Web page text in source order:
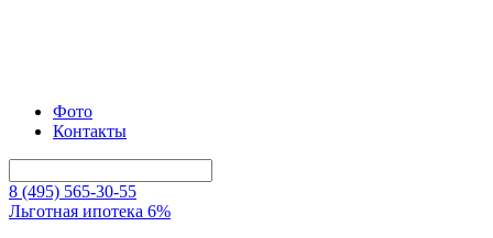
Фото
Контакты
8 (495) 565-30-55
Льготная ипотека 6%